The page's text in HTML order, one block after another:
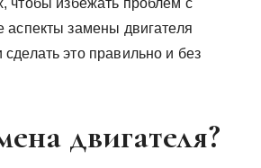
чтобы избежать проблем с
замены двигателя
это правильно и без
двигателя?